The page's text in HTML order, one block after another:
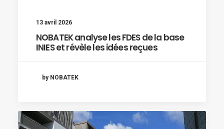
13 avril 2026
NOBATEK analyse les FDES de la base
INIES et révèle les idées reçues
by NOBATEK